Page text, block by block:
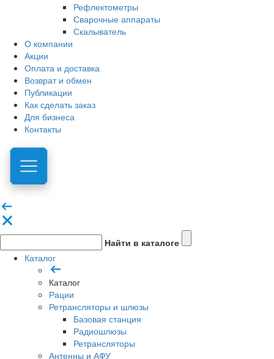
Рефлектометры
Сварочные аппараты
Скалыватель
О компании
Акции
Оплата и доставка
Возврат и обмен
Публикации
Как сделать заказ
Для бизнеса
Контакты
Найти в каталоге
Каталог
Каталог
Рации
Ретрансляторы и шлюзы
Базовая станция
Радиошлюзы
Ретрансляторы
Антенны и АФУ